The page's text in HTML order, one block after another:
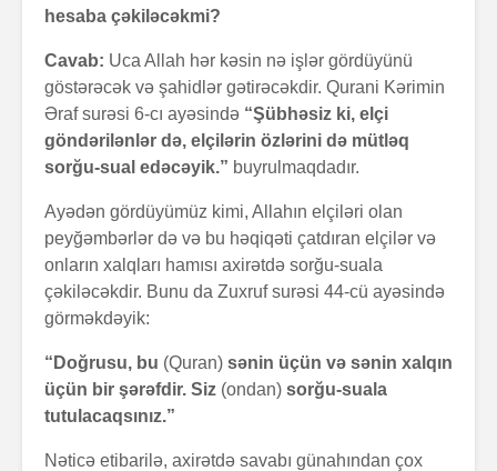
hesaba çəkiləcəkmi?
Cavab: Uca Allah hər kəsin nə işlər gördüyünü
göstərəcək və şahidlər gətirəcəkdir. Qurani Kərimin
Əraf surəsi 6-cı ayəsində “Şübhəsiz ki, elçi
göndərilənlər də, elçilərin özlərini də mütləq
sorğu-sual edəcəyik.” buyrulmaqdadır.
Ayədən gördüyümüz kimi, Allahın elçiləri olan
peyğəmbərlər də və bu həqiqəti çatdıran elçilər və
onların xalqları hamısı axirətdə sorğu-suala
çəkiləcəkdir. Bunu da Zuxruf surəsi 44-cü ayəsində
görməkdəyik:
“Doğrusu, bu (Quran) sənin üçün və sənin xalqın
üçün bir şərəfdir. Siz (ondan) sorğu-suala
tutulacaqsınız.”
Nəticə etibarilə, axirətdə savabı günahından çox